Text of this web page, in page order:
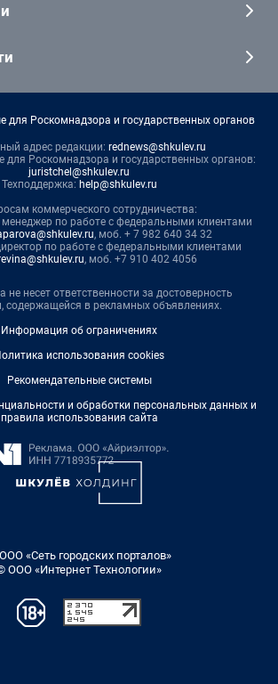
для Роскомнадзора и государственных органов
адрес редакции: rednews@shkulev.ru
для Роскомнадзора и государственных органов:
juristchel@shkulev.ru
Техподдержка: help@shkulev.ru
коммерческого сотрудничества:
по работе с федеральными клиентами
, моб. + 7 982 640 34 32
по работе с федеральными клиентами
, моб. +7 910 402 4056
не несет ответственности за достоверность
содержащейся в рекламных объявлениях.
Информация об ограничениях
использования cookies
Рекомендательные системы
и обработки персональных данных и
правила использования сайта
«Сеть городских порталов»
ООО «Интернет Технологии»